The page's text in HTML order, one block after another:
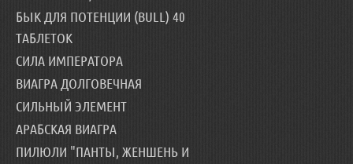
БЫК ДЛЯ ПОТЕНЦИИ (BULL) 40
ТАБЛЕТОК
СИЛА ИМПЕРАТОРА
ВИАГРА ДОЛГОВЕЧНАЯ
СИЛЬНЫЙ ЭЛЕМЕНТ
АРАБСКАЯ ВИАГРА
ПИЛЮЛИ "ПАНТЫ, ЖЕНШЕНЬ И